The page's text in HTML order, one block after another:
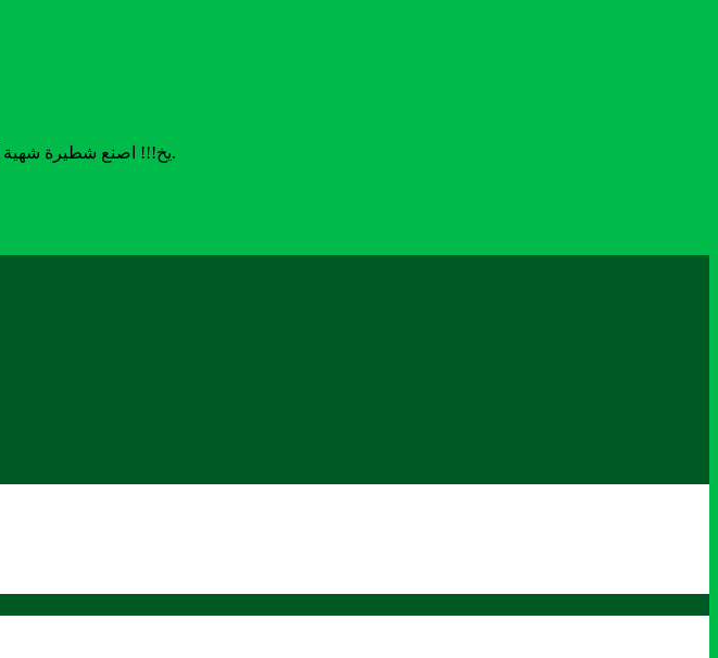
يخ!!! اصنع شطيرة شهية أو مقرفة باستخدام أنواع مختلفة من الطين والعشب والطعام القديم! وإن كان... أنطونيو آكل النمل سيحبها.